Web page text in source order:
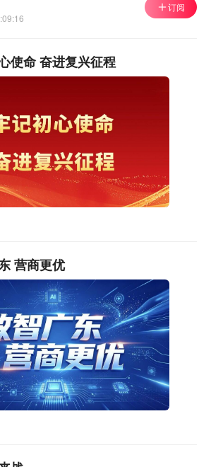
，小编看到，南园街、体育街、草园
等多条道路已完成沥青罩面，原本坑
平整的沥青全面覆盖，行车舒适性大
订阅
使命 奋进复兴征程
营商更优